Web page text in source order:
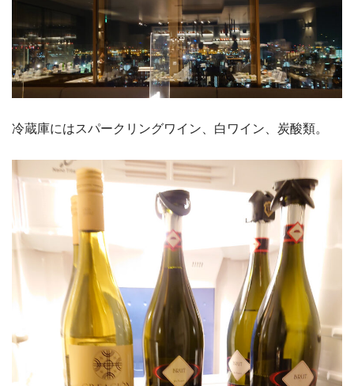
冷蔵庫にはスパークリングワイン、白ワイン、炭酸類。